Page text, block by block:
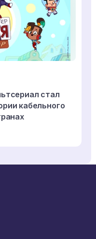
стал
кабельного